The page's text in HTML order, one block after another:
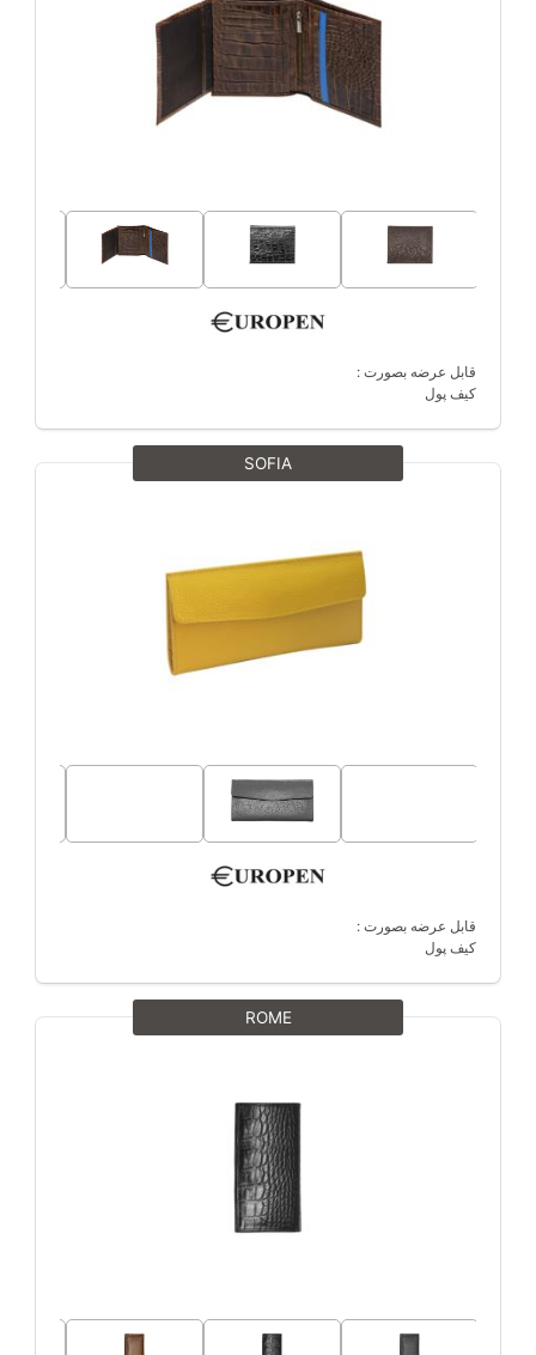
قابل عرضه بصورت :
کیف پول
SOFIA
قابل عرضه بصورت :
کیف پول
ROME